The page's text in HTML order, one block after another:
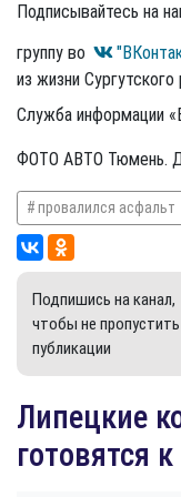
Подписывайтесь на
группу во
из жизни
Служба информации
ФОТО АВТО Тюмень.
провалился асфальт
Подпишись на канал,
чтобы не
публикации
​Липецкие
готовятся